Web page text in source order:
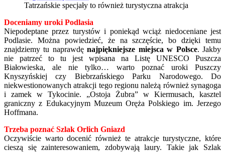
Tatrzańskie specjały to również turystyczna atrakcja
Doceniamy uroki Podlasia
Niepodeptane przez turystów i poniekąd wciąż niedoceniane jest
Podlasie. Można powiedzieć, że na szczęście, bo dzięki temu
znajdziemy tu naprawdęnajpiękniejsze miejsca w Polsce. Jakby
nie patrzeć to tu jest wpisana na Listę UNESCO Puszcza
Białowieska, ale nie tylko… warto poznać uroki Puszczy
Knyszyńskiej czy Biebrzańskiego Parku Narodowego. Do
niekwestionowanych atrakcji tego regionu należą również synagoga
i zamek w Tykocinie. „Ostoja Żubra” w Kiermusach, kasztel
graniczny z Edukacyjnym Muzeum Oręża Polskiego im. Jerzego
Hoffmana.
Trzeba poznać Szlak Orlich Gniazd
Oczywiście warto docenić również te atrakcje turystyczne, które
cieszą się zainteresowaniem, zdobywają laury. Takie jak Szlak